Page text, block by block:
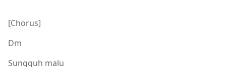
[Chorus]
Dm
Sungguh malu